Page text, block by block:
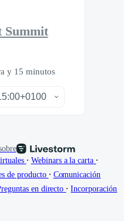
Summit
y 15 minutos
∙ Webinars a la carta ∙
de producto ∙ Comunicación
en directo ∙ Incorporación